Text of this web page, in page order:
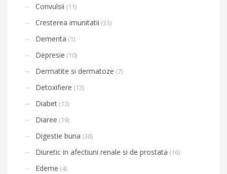
Convulsii (11)
Cresterea imunitatii (33)
Dementa (1)
Depresie (10)
Dermatite si dermatoze (7)
Detoxifiere (13)
Diabet (13)
Diaree (19)
Digestie buna (38)
Diuretic in afectiuni renale si de prostata (16)
Edeme (4)